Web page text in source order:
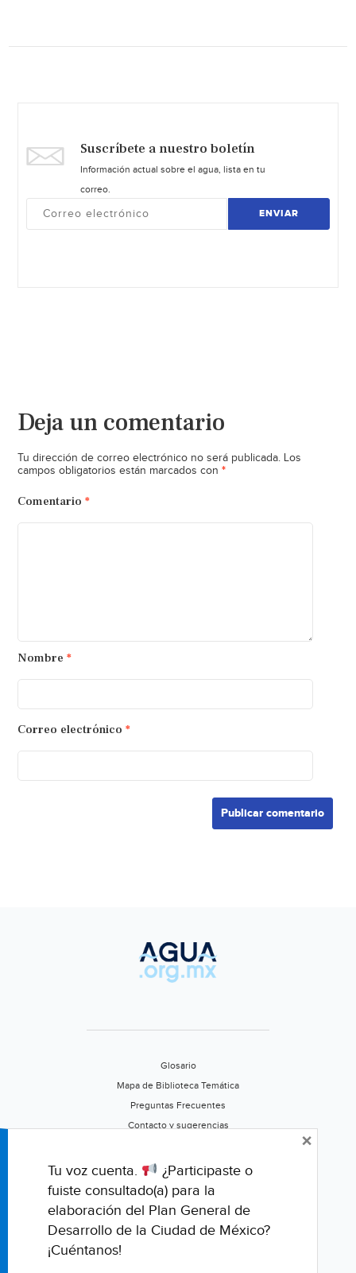
Suscríbete a nuestro boletín
Información actual sobre el agua, lista en tu
correo.
ENVIAR
Deja un comentario
Tu dirección de correo electrónico no será publicada. Los
campos obligatorios están marcados con *
Comentario *
Nombre *
Correo electrónico *
Glosario
Mapa de Biblioteca Temática
Preguntas Frecuentes
Contacto y sugerencias
Califica este portal
Tu voz cuenta.
¿Participaste o
fuiste consultado(a) para la
elaboración del Plan General de
Desarrollo de la Ciudad de México?
¡Cuéntanos!
×